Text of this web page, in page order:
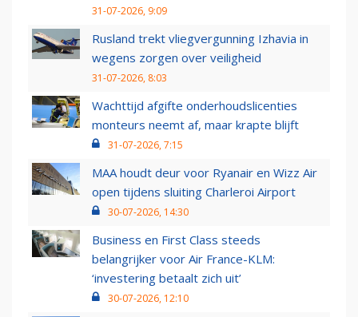
31-07-2026, 9:09
Rusland trekt vliegvergunning Izhavia in
wegens zorgen over veiligheid
31-07-2026, 8:03
Wachttijd afgifte onderhoudslicenties
monteurs neemt af, maar krapte blijft
31-07-2026, 7:15
MAA houdt deur voor Ryanair en Wizz Air
open tijdens sluiting Charleroi Airport
30-07-2026, 14:30
Business en First Class steeds
belangrijker voor Air France-KLM:
‘investering betaalt zich uit’
30-07-2026, 12:10